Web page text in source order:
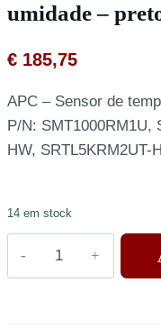
umidade –
€ 185,75
APC – Sensor de
P/N: SMT1000RM1U,
HW, SRTL5KRM2UT-
14 em stock